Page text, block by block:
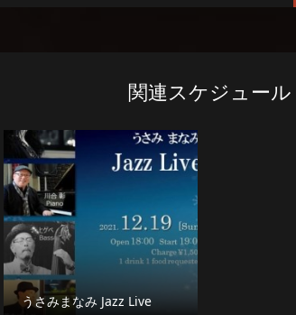
関連スケジュール
うさみまなみ Jazz Live